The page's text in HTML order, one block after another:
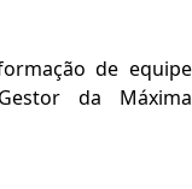
de equipe
da Máxima